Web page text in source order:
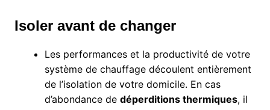
Isoler avant de changer
Les performances et la productivité de votre
système de chauffage découlent entièrement
de l’isolation de votre domicile. En cas
d’abondance de déperditions thermiques, il